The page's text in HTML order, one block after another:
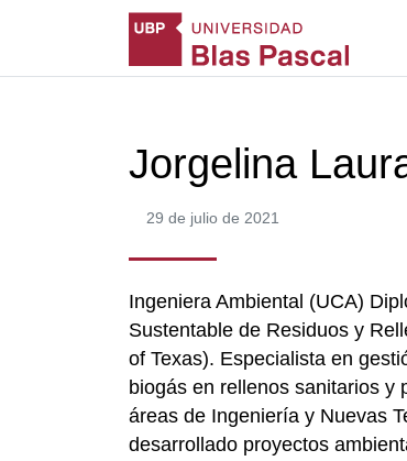
Jorgelina
29 de julio de 2021
Ingeniera Ambiental (UCA)
Sustentable de Residuos y
of Texas). Especialista en
biogás en rellenos sanitarios y
áreas de Ingeniería y Nuevas
desarrollado proyectos